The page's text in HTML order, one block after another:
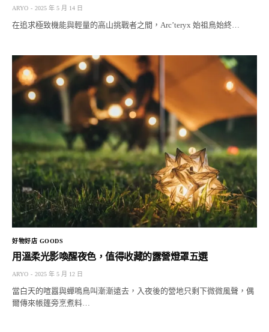
ARYO 2025 年 5 月 14 日
在追求極致機能與輕量的高山挑戰者之間，Arc’teryx 始祖鳥始終…
好物好店 GOODS
用溫柔光影喚醒夜色，值得收藏的露營燈罩五選
ARYO 2025 年 5 月 12 日
當白天的喧囂與蟬鳴鳥叫漸漸遠去，入夜後的營地只剩下微微風聲，偶
爾傳來帳篷旁烹煮料…